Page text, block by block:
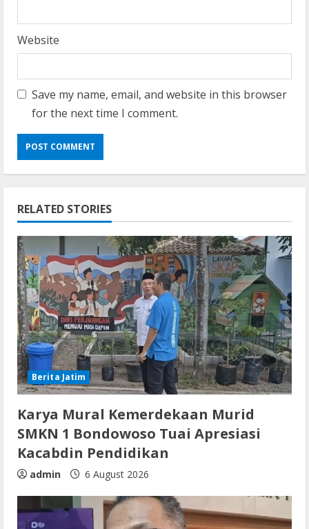
Website
Save my name, email, and website in this browser
for the next time I comment.
RELATED STORIES
Berita Jatim
Karya Mural Kemerdekaan Murid
SMKN 1 Bondowoso Tuai Apresiasi
Kacabdin Pendidikan
admin 6 August 2026